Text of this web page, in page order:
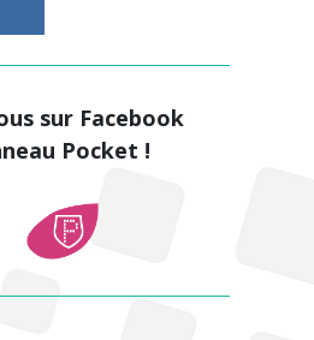
sur Facebook
Pocket !